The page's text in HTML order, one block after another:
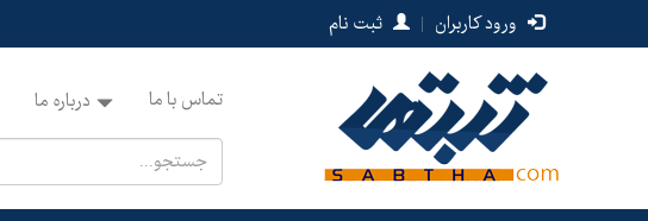
ورود کاربران | ثبت نام
تماس با ما درباره ما